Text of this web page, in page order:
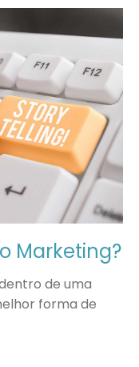
Marketing?
de uma
forma de